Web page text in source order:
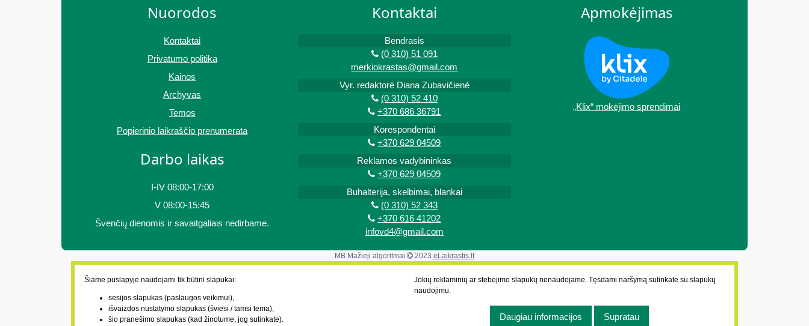
Nuorodos
Kontaktai
Privatumo politika
Kainos
Archyvas
Temos
Popierinio laikraščio prenumerata
Darbo laikas
I-IV 08:00-17:00
V 08:00-15:45
Švenčių dienomis ir savaitgaliais nedirbame.
Kontaktai
Bendrasis
(0 310) 51 091
merkiokrastas@gmail.com
Vyr. redaktorė Diana Zubavičienė
(0 310) 52 410
+370 686 36791
Korespondentai
+370 629 04509
Reklamos vadybininkas
+370 629 04509
Buhalterija, skelbimai, blankai
(0 310) 52 343
+370 616 41202
infovd4@gmail.com
Apmokėjimas
„Klix“ mokėjimo sprendimai
MB Mažieji algoritmai 2023 eLaikrastis.lt
Šiame puslapyje naudojami tik būtini slapukai:
sesijos slapukas (paslaugos veikimui),
išvaizdos nustatymo slapukas (šviesi / tamsi tema),
šio pranešimo slapukas (kad žinotume, jog sutinkate).
Jokių reklaminių ar stebėjimo slapukų nenaudojame. Tęsdami naršymą sutinkate su slapukų
naudojimu.
Daugiau informacijos Supratau